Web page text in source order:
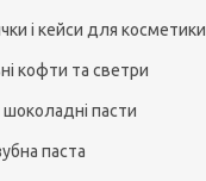
і кейси для косметики
кофти та светри
шоколадні пасти
паста